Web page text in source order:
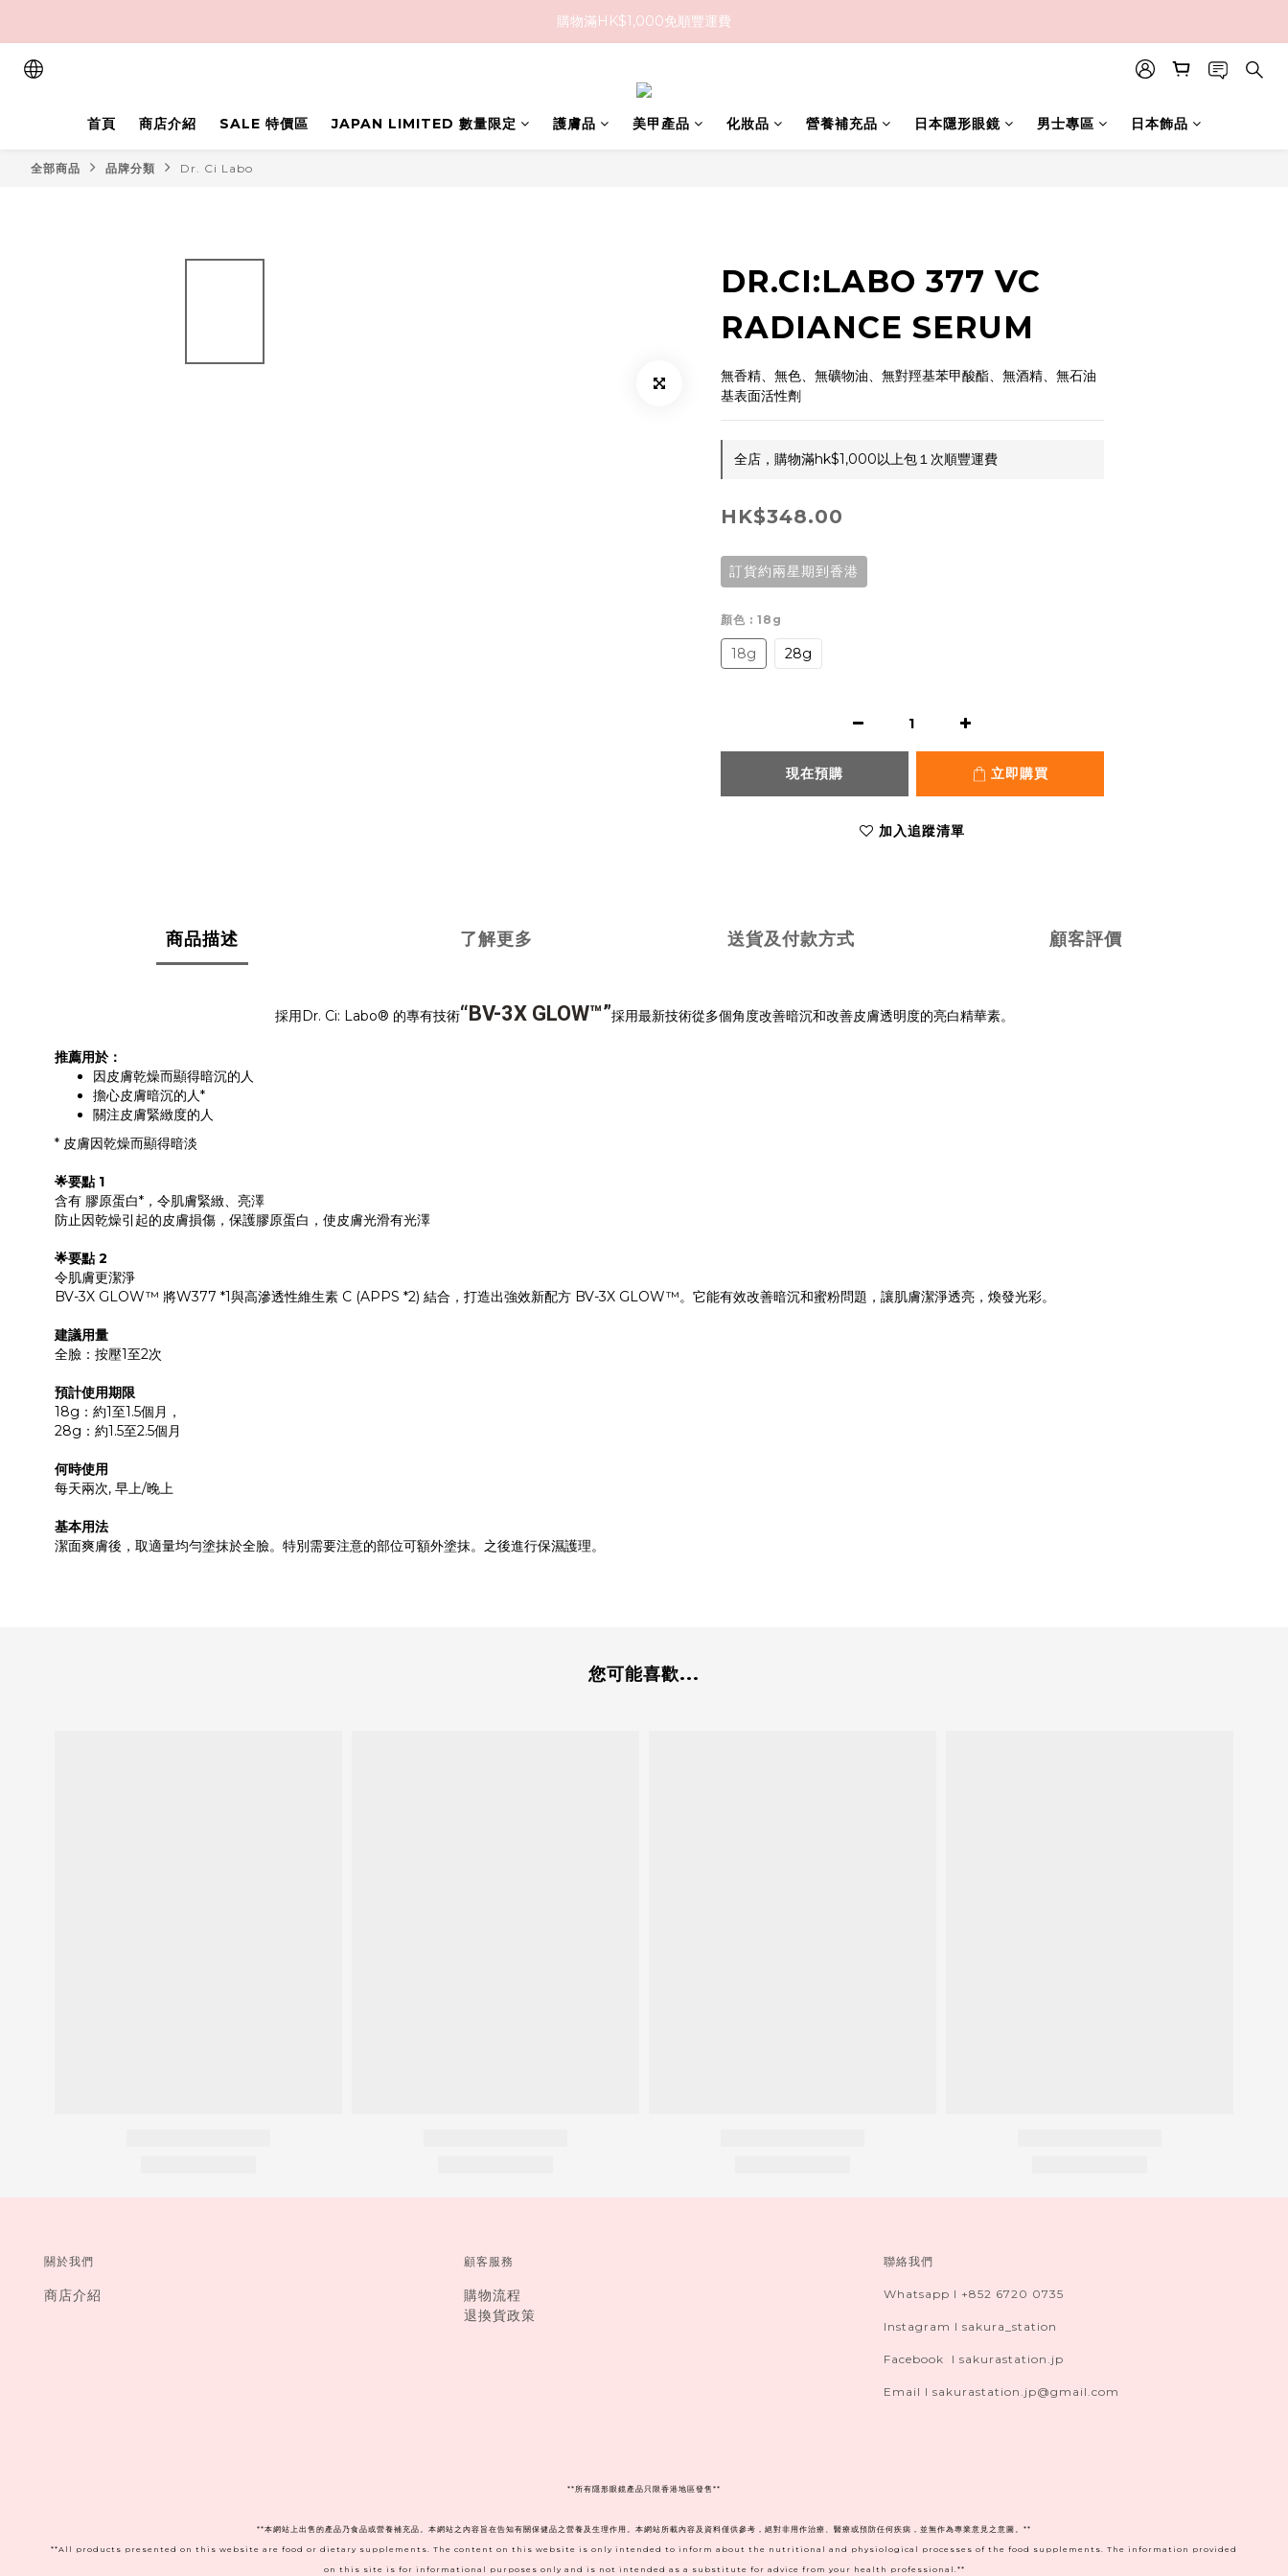
購物滿HK$1,000免順豐運費
購物滿HK$1,000免順豐運費
首頁
商店介紹 SALE 特價區 JAPAN LIMITED 數量限定 護膚品 美甲產品 化妝品 營養補充品 日本隱形眼鏡 男士專區 日本飾品
全部商品 品牌分類 Dr. Ci Labo
DR.CI:LABO 377 VC
RADIANCE SERUM
無香精、無色、無礦物油、無對羥基苯甲酸酯、無酒精、無石油
基表面活性劑
全店，購物滿hk$1,000以上包１次順豐運費
HK$348.00
訂貨約兩星期到香港
顏色 : 18g
18g 28g
現在預購 立即購買
加入追蹤清單
商品描述 了解更多 送貨及付款方式 顧客評價
採用Dr. Ci: Labo® 的專有技術“BV-3X GLOW™”採用最新技術從多個角度改善暗沉和改善皮膚透明度的亮白精華素。
推薦用於：
因皮膚乾燥而顯得暗沉的人
擔心皮膚暗沉的人*
關注皮膚緊緻度的人
* 皮膚因乾燥而顯得暗淡
🌟要點 1
含有 膠原蛋白*，令肌膚緊緻、亮澤
防止因乾燥引起的皮膚損傷，保護膠原蛋白，使皮膚光滑有光澤
🌟要點 2
令肌膚更潔淨
BV-3X GLOW™ 將W377 *1與高滲透性維生素 C (APPS *2) 結合，打造出強效新配方 BV-3X GLOW™。它能有效改善暗沉和蜜粉問題，讓肌膚潔淨透亮，煥發光彩。
建議用量
全臉：按壓1至2次
預計使用期限
18g：約1至1.5個月，
28g：約1.5至2.5個月
何時使用
每天兩次, 早上/晚上
基本用法
潔面爽膚後，取適量均勻塗抹於全臉。特別需要注意的部位可額外塗抹。之後進行保濕護理。
您可能喜歡...
關於我們
商店介紹
顧客服務
購物流程
退換貨政策
聯絡我們
Whatsapp I +852 6720 0735
Instagram I sakura_station
Facebook I sakurastation.jp
Email I sakurastation.jp@gmail.com
** 所有隱形眼鏡產品只限香港地區發售**
**本網站上出售的產品乃食品或營養補充品。本網站之內容旨在告知有關保健品之營養及生理作用。本網站所載內容及資料僅供參考，絕對非用作治療、醫療或預防任何疾病，並無作為專業意見之意圖。**
**All products presented on this website are food or dietary supplements. The content on this website is only intended to inform about the nutritional and physiological processes of the food supplements. The information provided
on this site is for informational purposes only and is not intended as a substitute for advice from your health professional.**